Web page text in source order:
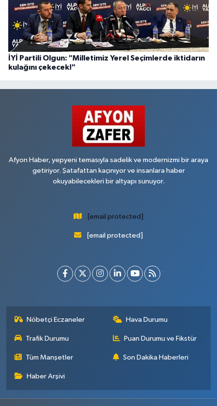
İYİ Partili Olgun: "Milletimiz Yerel Seçimlerde iktidarın
kulağını çekecek!"
Afyon Haber, yepyeni temasıyla sadelik ve modernizmi bir araya
getiriyor. Şatafattan kaçınıyor ve insanlara haber
okuyabilecekleri bir altyapı sunuyor.
[email protected]
[email protected]
Nöbetçi Eczaneler Hava Durumu
Trafik Durumu Puan Durumu ve Fikstür
Tüm Manşetler Son Dakika Haberleri
Haber Arşivi